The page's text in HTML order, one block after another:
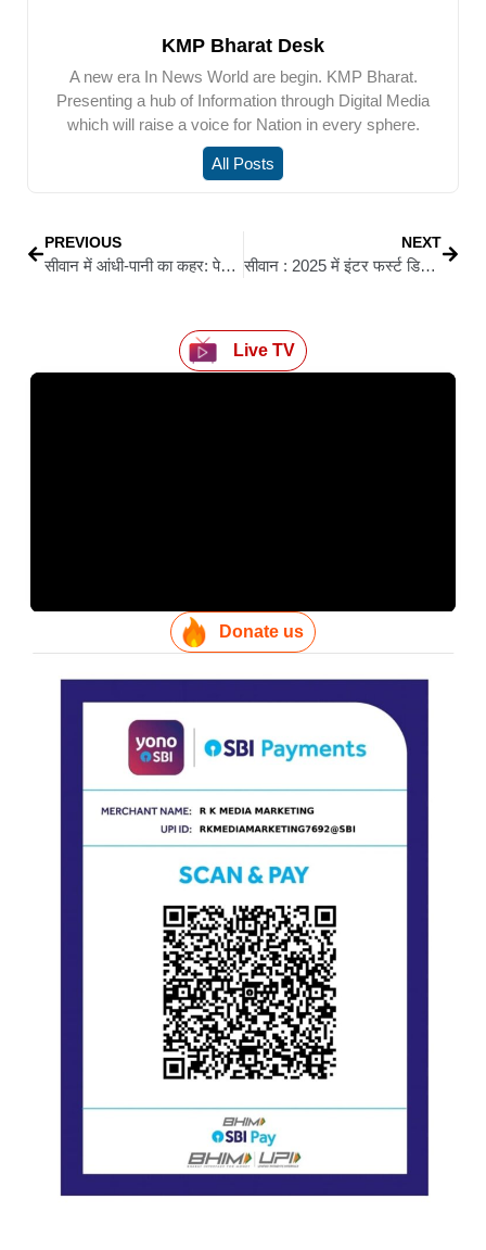
KMP Bharat Desk
A new era In News World are begin. KMP Bharat.
Presenting a hub of Information through Digital Media
which will raise a voice for Nation in every sphere.
All Posts
PREVIOUS
सीवान में आंधी-पानी का कहर: पेड़ और दीवार गिरने से दो महिलाओं समेत 7 की दर्दनाक मौत
NEXT
सीवान : 2025 में इंटर फर्स्ट डिवीजन पास मुस्लिम छात्राओं को मिलेगा 15 हजार का वजीफा
Live TV
Donate us